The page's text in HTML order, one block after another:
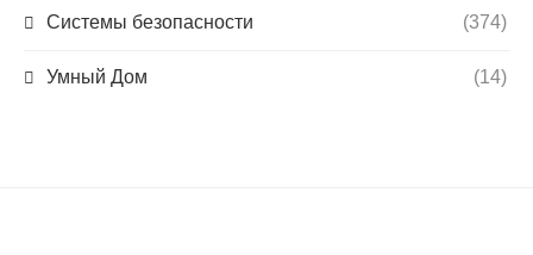
Системы безопасности (374)
Умный Дом (14)